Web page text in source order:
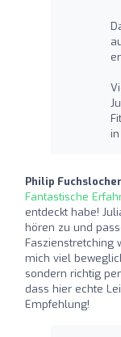
Philip Fuchslocher
Fantastische
entdeckt habe!
hören zu und
Faszienstretching
mich viel
sondern richtig
dass hier echte
Empfehlung!